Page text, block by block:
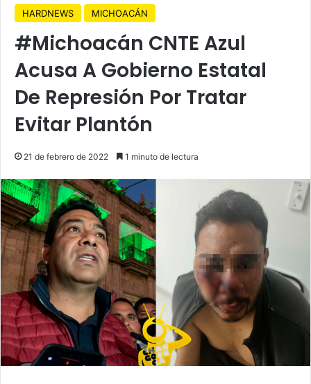
HARDNEWS MICHOACÁN
#Michoacán CNTE Azul
Acusa A Gobierno Estatal
De Represión Por Tratar
Evitar Plantón
21 de febrero de 2022 1 minuto de lectura